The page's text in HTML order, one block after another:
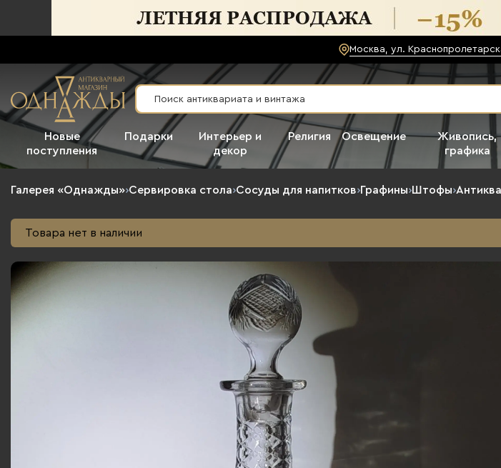
Москва, ул.
Новые
поступления
Подарки
Интерьер и
декор
Религия Освещение
Живопись,
графика
Галерея «Однажды»›Сервировка стола›Сосуды для напитков›Графины›Штофы›
Товара нет в наличии